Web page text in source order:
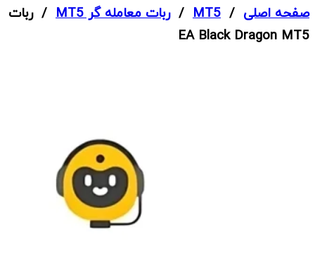
looking
for?
صفحه اصلی /
MT5
/ربات معامله گر MT5
/ ربات
EA Black Dragon MT5